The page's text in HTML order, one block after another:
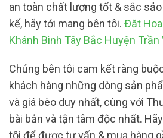
an toàn chất lượng tốt & sắc
kế, hãy tới mang bên tôi. Đăt
Khánh Bình Tây Bắc Huyện Trần
Chúng bên tôi cam kết ràng
khách hàng những dòng sản
và giá bèo duy nhất, cùng với
bài bản và tận tâm độc nhất.
tôi để được tư vấn & mua hàng